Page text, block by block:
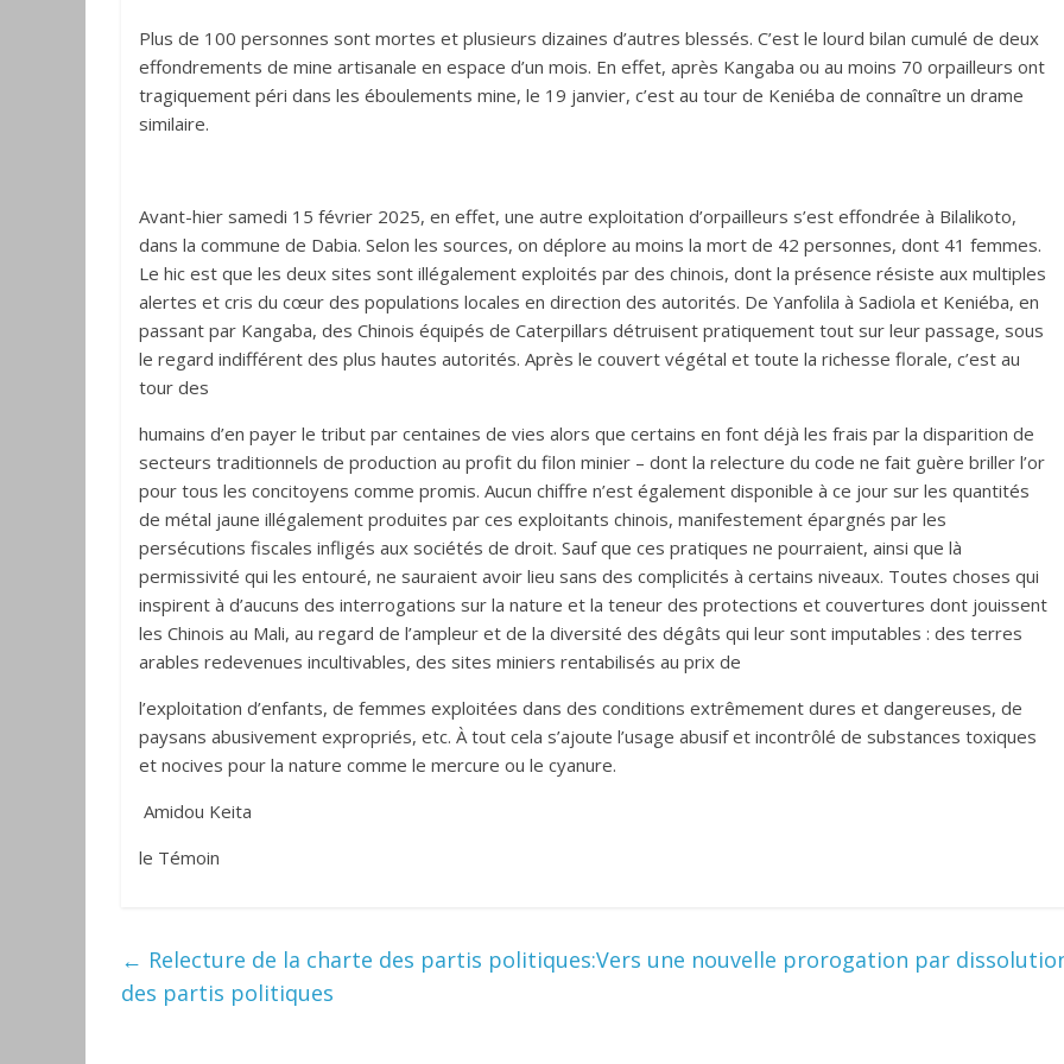
Plus de 100 personnes sont mortes et plusieurs dizaines d’autres blessés. C’est le lourd bilan cumulé de deux
effondrements de mine artisanale en espace d’un mois. En effet, après Kangaba ou au moins 70 orpailleurs ont
tragiquement péri dans les éboulements mine, le 19 janvier, c’est au tour de Keniéba de connaître un drame
similaire.
Avant-hier samedi 15 février 2025, en effet, une autre exploitation d’orpailleurs s’est effondrée à Bilalikoto,
dans la commune de Dabia. Selon les sources, on déplore au moins la mort de 42 personnes, dont 41 femmes.
Le hic est que les deux sites sont illégalement exploités par des chinois, dont la présence résiste aux multiples
alertes et cris du cœur des populations locales en direction des autorités. De Yanfolila à Sadiola et Keniéba, en
passant par Kangaba, des Chinois équipés de Caterpillars détruisent pratiquement tout sur leur passage, sous
le regard indifférent des plus hautes autorités. Après le couvert végétal et toute la richesse florale, c’est au
tour des
humains d’en payer le tribut par centaines de vies alors que certains en font déjà les frais par la disparition de
secteurs traditionnels de production au profit du filon minier – dont la relecture du code ne fait guère briller l’or
pour tous les concitoyens comme promis. Aucun chiffre n’est également disponible à ce jour sur les quantités
de métal jaune illégalement produites par ces exploitants chinois, manifestement épargnés par les
persécutions fiscales infligés aux sociétés de droit. Sauf que ces pratiques ne pourraient, ainsi que là
permissivité qui les entouré, ne sauraient avoir lieu sans des complicités à certains niveaux. Toutes choses qui
inspirent à d’aucuns des interrogations sur la nature et la teneur des protections et couvertures dont jouissent
les Chinois au Mali, au regard de l’ampleur et de la diversité des dégâts qui leur sont imputables : des terres
arables redevenues incultivables, des sites miniers rentabilisés au prix de
l’exploitation d’enfants, de femmes exploitées dans des conditions extrêmement dures et dangereuses, de
paysans abusivement expropriés, etc. À tout cela s’ajoute l’usage abusif et incontrôlé de substances toxiques
et nocives pour la nature comme le mercure ou le cyanure.
Amidou Keita
le Témoin
← Relecture de la charte des partis politiques:Vers une nouvelle prorogation par
des partis politiques